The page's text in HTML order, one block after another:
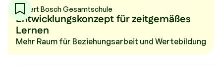
Robert Bosch Gesamtschule
Entwicklungskonzept für zeitgemäßes
Lernen
Mehr Raum für Beziehungsarbeit und Wertebildung